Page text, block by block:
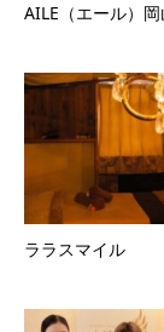
AILE（エール）
ララスマイル